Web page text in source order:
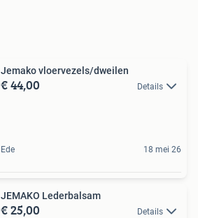
Jemako vloervezels/dweilen
€ 44,00 Details
Ede 18 mei 26
JEMAKO Lederbalsam
€ 25,00 Details